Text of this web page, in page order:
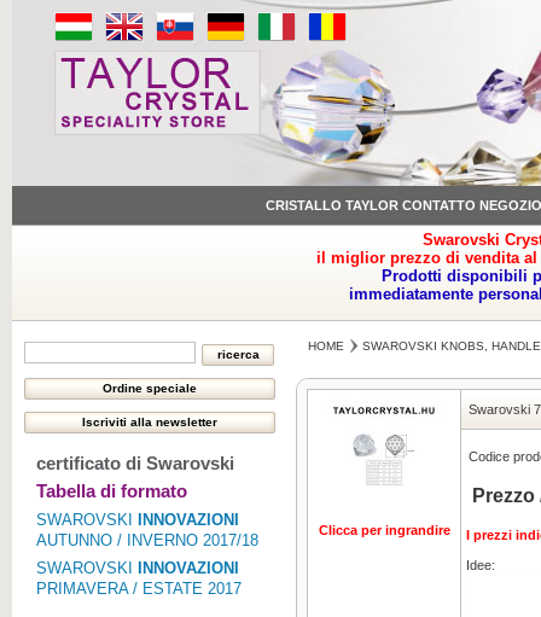
CRISTALLO TAYLOR CONTATTO NEGOZIO
Swarovski
il miglior prezzo di vendita
Prodotti disponibili
immediatamente
certificato di Swarovski
Tabella di formato
SWAROVSKI
INNOVAZIONI
AUTUNNO / INVERNO 2017/18
SWAROVSKI
INNOVAZIONI
PRIMAVERA / ESTATE 2017
HOME SWAROVSKI KNOBS,
Clicca per ingrandire
Swarovski
Codice
I prezzi
Idee: